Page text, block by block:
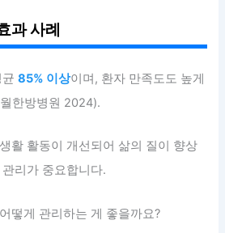
과 사례
균85% 이상이며, 환자 만족도도 높게
한방병원 2024).
활 활동이 개선되어 삶의 질이 향상
리가 중요합니다.
떻게 관리하는 게 좋을까요?